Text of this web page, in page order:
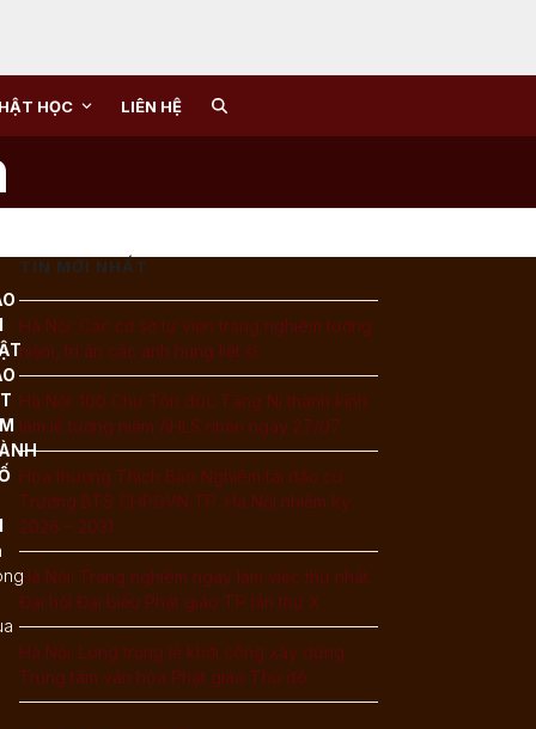
HỌC LIÊN HỆ
TIN MỚI NHẤT
Hà Nội: Các cơ sở tự viện trang nghiêm tưởng
niệm, tri ân các anh hùng liệt sĩ
Hà Nội: 100 Chư Tôn đức Tăng Ni thành kính
làm lễ tưởng niệm AHLS nhân ngày 27/07
Hòa thượng Thích Bảo Nghiêm tái đắc cử
Trưởng BTS GHPGVN TP. Hà Nội nhiệm kỳ
2026 – 2031
Hà Nội: Trang nghiêm ngày làm việc thứ nhất
Đại hội Đại biểu Phật giáo TP lần thứ X
Hà Nội: Long trọng lễ khởi công xây dựng
Trung tâm văn hóa Phật giáo Thủ đô